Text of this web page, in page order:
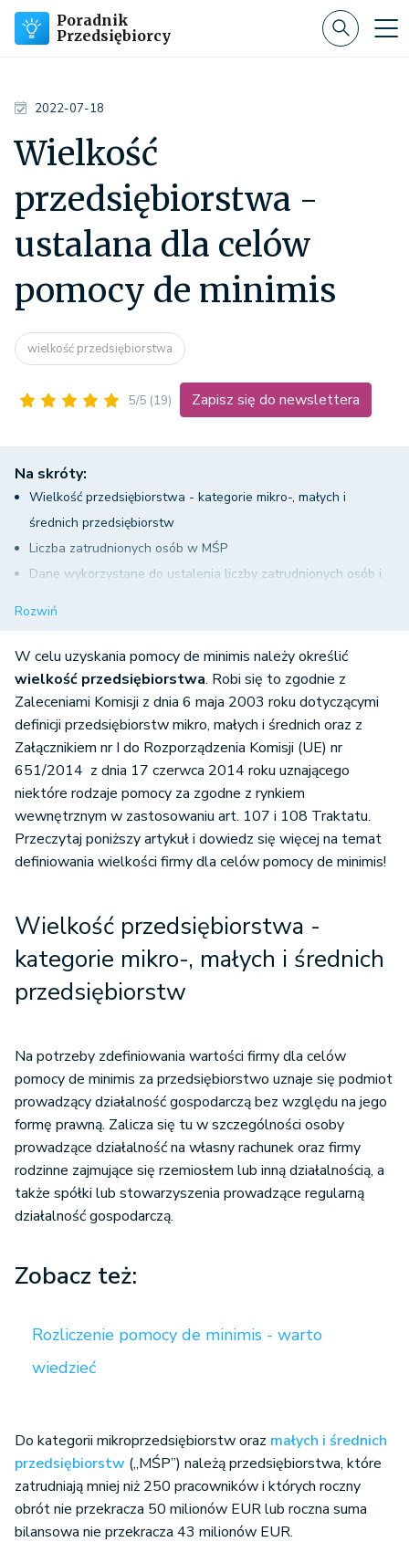
Poradnik
Przedsiębiorcy
2022-07-18
Wielkość
przedsiębiorstwa -
ustalana dla celów
pomocy de minimis
wielkość przedsiębiorstwa
5/5 (19) Zapisz się do newslettera
Na skróty:
Wielkość przedsiębiorstwa - kategorie mikro-, małych i
średnich przedsiębiorstw
Liczba zatrudnionych osób w MŚP
Dane wykorzystane do ustalenia liczby zatrudnionych osób i
liczby zatrudnionych osób i kwot finansowych
Ustalanie danych przedsiębiorstwa
Rozwiń
W celu uzyskania pomocy de minimis należy określić
wielkość przedsiębiorstwa. Robi się to zgodnie z
Zaleceniami Komisji z dnia 6 maja 2003 roku dotyczącymi
definicji przedsiębiorstw mikro, małych i średnich oraz z
Załącznikiem nr I do Rozporządzenia Komisji (UE) nr
651/2014 z dnia 17 czerwca 2014 roku uznającego
niektóre rodzaje pomocy za zgodne z rynkiem
wewnętrznym w zastosowaniu art. 107 i 108 Traktatu.
Przeczytaj poniższy artykuł i dowiedz się więcej na temat
definiowania wielkości firmy dla celów pomocy de minimis!
Wielkość przedsiębiorstwa -
kategorie mikro-, małych i średnich
przedsiębiorstw
Na potrzeby zdefiniowania wartości firmy dla celów
pomocy de minimis za przedsiębiorstwo uznaje się podmiot
prowadzący działalność gospodarczą bez względu na jego
formę prawną. Zalicza się tu w szczególności osoby
prowadzące działalność na własny rachunek oraz firmy
rodzinne zajmujące się rzemiosłem lub inną działalnością, a
także spółki lub stowarzyszenia prowadzące regularną
działalność gospodarczą.
Zobacz też:
Rozliczenie pomocy de minimis - warto
wiedzieć
Do kategorii mikroprzedsiębiorstw oraz małych i średnich
przedsiębiorstw („MŚP”) należą przedsiębiorstwa, które
zatrudniają mniej niż 250 pracowników i których roczny
obrót nie przekracza 50 milionów EUR lub roczna suma
bilansowa nie przekracza 43 milionów EUR.